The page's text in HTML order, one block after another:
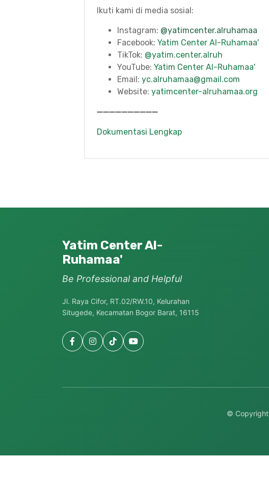
Ikuti kami di media sosial:
Instagram: @yatimcenter.alruhamaa
Facebook: Yatim Center Al-Ruhamaa'
TikTok: @yatim.center.alruh
YouTube: Yatim Center Al-Ruhamaa'
Email: yc.alruhamaa@gmail.com
Website: yatimcenter-alruhamaa.org
➖➖➖➖➖➖➖➖➖➖
Dokumentasi Lengkap
Yatim Center Al-
Ruhamaa'
Be Professional and Helpful
Jl. Raya Cifor, RT.02/RW.10, Kelurahan
Situgede, Kecamatan Bogor Barat, 16115
© Copyright